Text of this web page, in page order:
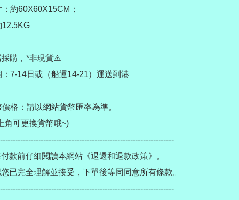
約60X60X15CM；
12.5KG
購，*非現貨⚠️
7-14日或（船運14-21）運送到港
格：請以網站貨幣匯率為準。
角可更換貨幣哦~)
款前仔細閱讀本網站《退還和退款政策》。
已完全理解並接受，下單後等同同意所有條款。